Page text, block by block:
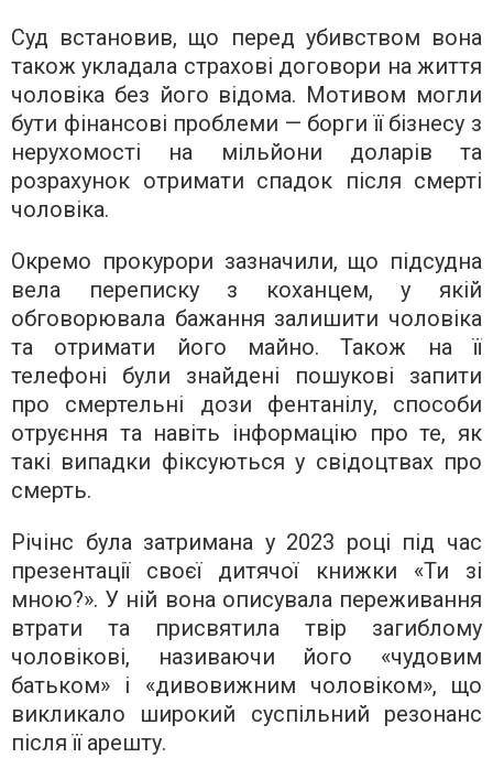
Суд встановив, що перед убивством вона
також укладала страхові договори на життя
чоловіка без його відома. Мотивом могли
бути фінансові проблеми — борги її бізнесу з
нерухомості на мільйони доларів та
розрахунок отримати спадок після смерті
чоловіка.
Окремо прокурори зазначили, що підсудна
вела переписку з коханцем, у якій
обговорювала бажання залишити чоловіка
та отримати його майно. Також на її
телефоні були знайдені пошукові запити
про смертельні дози фентанілу, способи
отруєння та навіть інформацію про те, як
такі випадки фіксуються у свідоцтвах про
смерть.
Річінс була затримана у 2023 році під час
презентації своєї дитячої книжки «Ти зі
мною?». У ній вона описувала переживання
втрати та присвятила твір загиблому
чоловікові, називаючи його «чудовим
батьком» і «дивовижним чоловіком», що
викликало широкий суспільний резонанс
після її арешту.